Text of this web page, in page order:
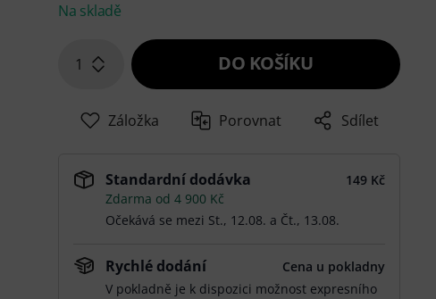
Na skladě
1 DO KOŠÍKU
Záložka Porovnat Sdílet
Standardní dodávka
149 Kč
Zdarma od 4 900 Kč
Očekává se mezi St., 12.08. a Čt., 13.08.
Rychlé dodání
Cena u pokladny
V pokladně je k dispozici možnost expresního